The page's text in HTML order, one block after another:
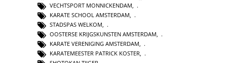
VECHTSPORT MONNICKENDAM
KARATE SCHOOL AMSTERDAM
STADSPAS WELKOM
OOSTERSE KRIJGSKUNSTEN AMSTERDAM,
KARATE VERENIGING AMSTERDAM,
KARATEMEESTER PATRICK KOSTER,